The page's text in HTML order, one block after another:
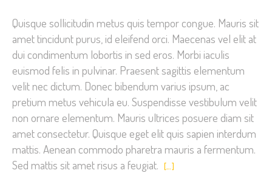
Quisque sollicitudin metus quis tempor congue. Mauris sit
amet tincidunt purus, id eleifend orci. Maecenas vel elit at
dui condimentum lobortis in sed eros. Morbi iaculis
euismod felis in pulvinar. Praesent sagittis elementum
velit nec dictum. Donec bibendum varius ipsum, ac
pretium metus vehicula eu. Suspendisse vestibulum velit
non ornare elementum. Mauris ultrices posuere diam sit
amet consectetur. Quisque eget elit quis sapien interdum
mattis. Aenean commodo pharetra mauris a fermentum.
Sed mattis sit amet risus a feugiat. […]